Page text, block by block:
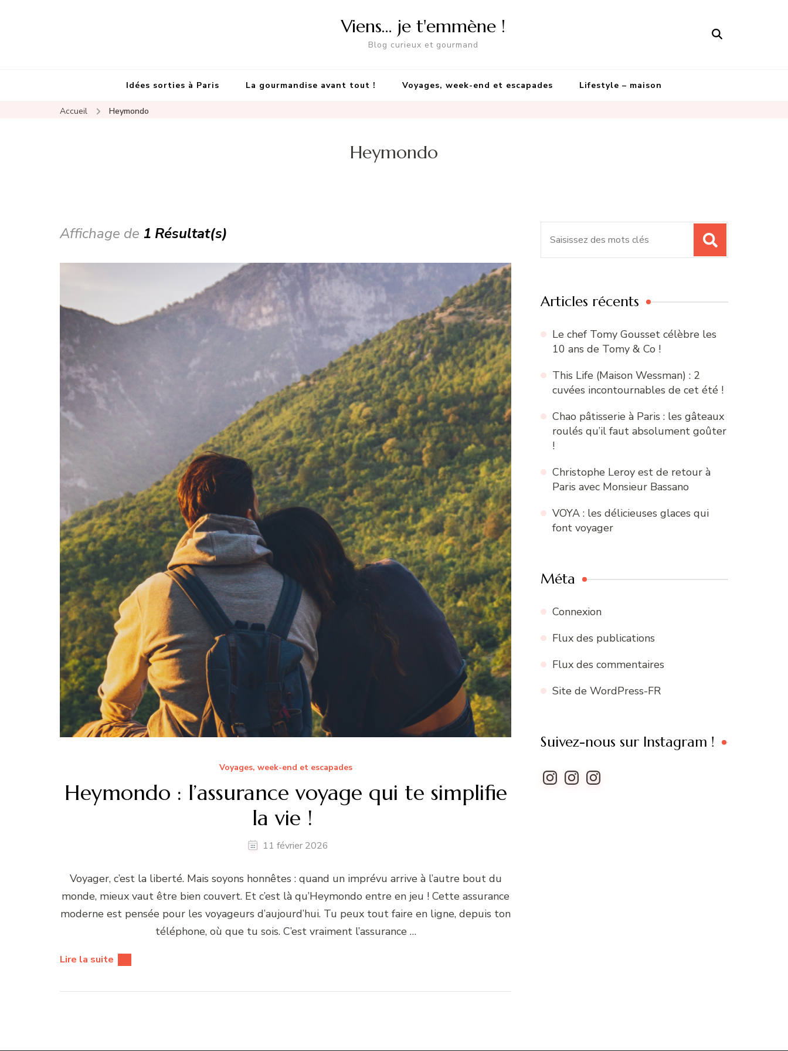
Viens… je t'emmène !
Blog curieux et gourmand
Idées sorties à Paris La gourmandise avant tout ! Voyages, week-end et escapades Lifestyle – maison
Accueil Heymondo
Heymondo
Affichage de 1 Résultat(s)
Voyages, week-end et escapades
Heymondo : l’assurance voyage qui te simplifie
la vie !
11 février 2026
Voyager, c’est la liberté. Mais soyons honnêtes : quand un imprévu arrive à l’autre bout du
monde, mieux vaut être bien couvert. Et c’est là qu’Heymondo entre en jeu ! Cette assurance
moderne est pensée pour les voyageurs d’aujourd’hui. Tu peux tout faire en ligne, depuis ton
téléphone, où que tu sois. C’est vraiment l’assurance …
Lire la suite
Articles récents
Le chef Tomy Gousset célèbre les
10 ans de Tomy & Co !
This Life (Maison Wessman) : 2
cuvées incontournables de cet été !
Chao pâtisserie à Paris : les gâteaux
roulés qu’il faut absolument goûter
!
Christophe Leroy est de retour à
Paris avec Monsieur Bassano
VOYA : les délicieuses glaces qui
font voyager
Méta
Connexion
Flux des publications
Flux des commentaires
Site de WordPress-FR
Suivez-nous sur Instagram !
Instagram
InstagramInstagram